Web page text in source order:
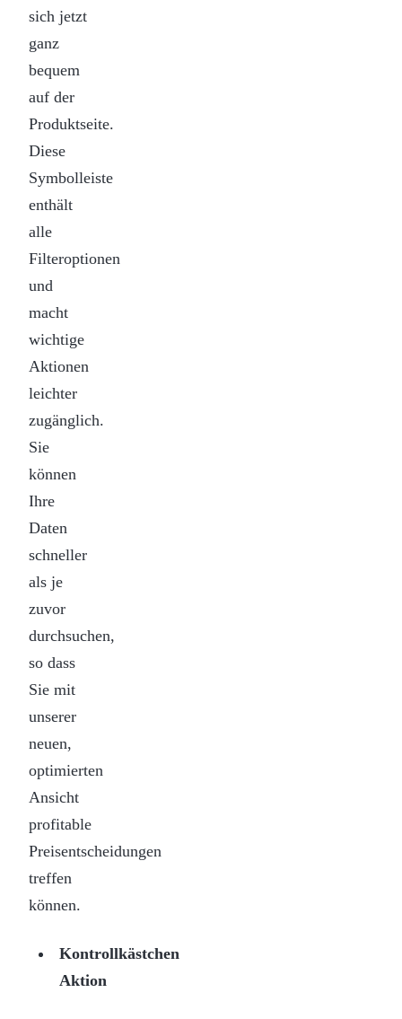
sich jetzt
ganz
bequem
auf der
Produktseite.
Diese
Symbolleiste
enthält
alle
Filteroptionen
und
macht
wichtige
Aktionen
leichter
zugänglich.
Sie
können
Ihre
Daten
schneller
als je
zuvor
durchsuchen,
so dass
Sie mit
unserer
neuen,
optimierten
Ansicht
profitable
Preisentscheidungen
treffen
können.
Kontrollkästchen
Aktion